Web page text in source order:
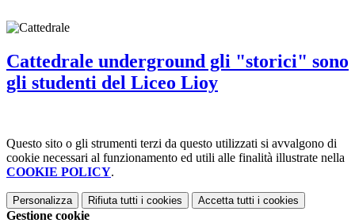
Cattedrale underground gli "storici" sono
gli studenti del Liceo Lioy
Questo sito o gli strumenti terzi da questo utilizzati si avvalgono di
cookie necessari al funzionamento ed utili alle finalità illustrate nella
COOKIE POLICY.
Personalizza Rifiuta tutti i cookies Accetta tutti i cookies
Gestione cookie